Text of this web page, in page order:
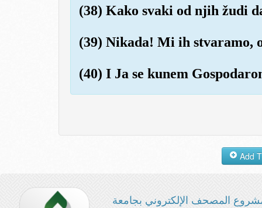
(38) Kako svaki od njih žudi
(39) Nikada! Mi ih stvaramo,
(40) I Ja se kunem
المصحف الإلكتروني بجامعة